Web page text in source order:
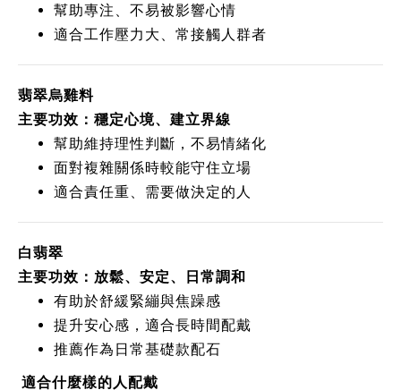
幫助專注、不易被影響心情
適合工作壓力大、常接觸人群者
翡翠烏雞料
主要功效：穩定心境、建立界線
幫助維持理性判斷，不易情緒化
面對複雜關係時較能守住立場
適合責任重、需要做決定的人
白翡翠
主要功效：放鬆、安定、日常調和
有助於舒緩緊繃與焦躁感
提升安心感，適合長時間配戴
推薦作為日常基礎款配石
適合什麼樣的人配戴